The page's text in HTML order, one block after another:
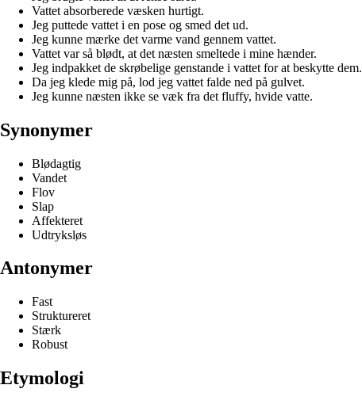
Vattet absorberede væsken hurtigt.
Jeg puttede vattet i en pose og smed det ud.
Jeg kunne mærke det varme vand gennem vattet.
Vattet var så blødt, at det næsten smeltede i mine hænder.
Jeg indpakket de skrøbelige genstande i vattet for at beskytte dem.
Da jeg klede mig på, lod jeg vattet falde ned på gulvet.
Jeg kunne næsten ikke se væk fra det fluffy, hvide vatte.
Synonymer
Blødagtig
Vandet
Flov
Slap
Affekteret
Udtryksløs
Antonymer
Fast
Struktureret
Stærk
Robust
Etymologi